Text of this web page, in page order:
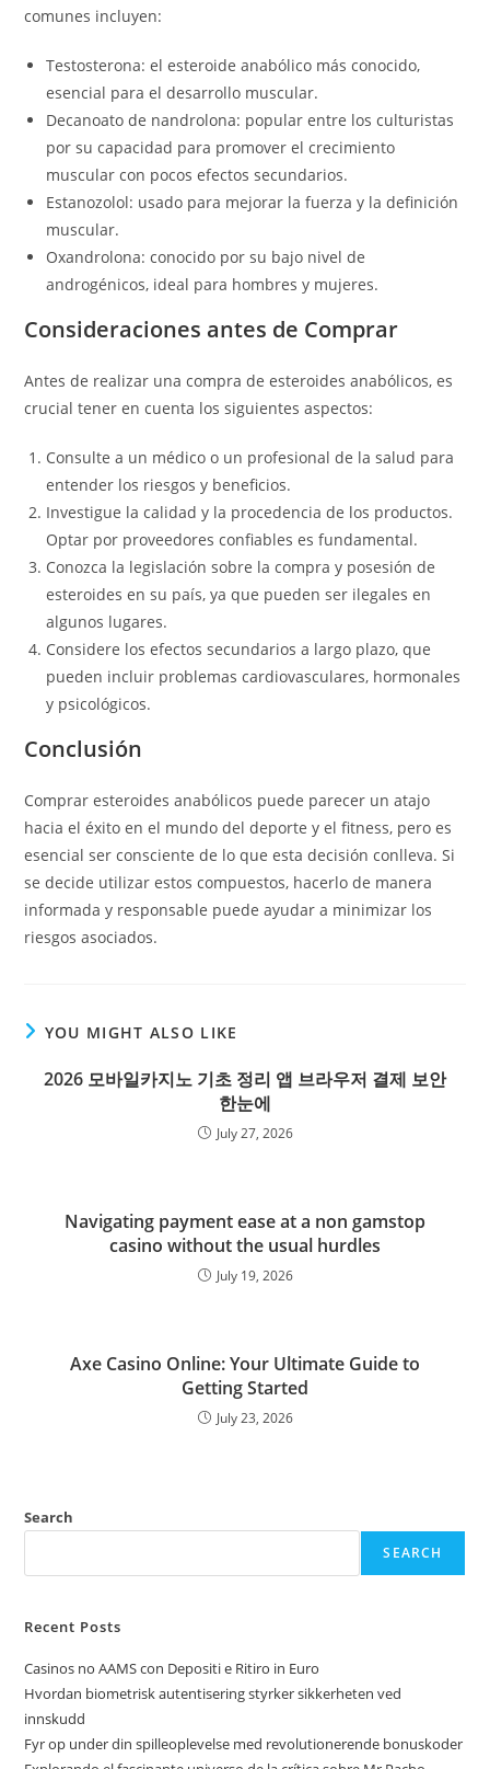
comunes incluyen:
Testosterona: el esteroide anabólico más conocido,
esencial para el desarrollo muscular.
Decanoato de nandrolona: popular entre los culturistas
por su capacidad para promover el crecimiento
muscular con pocos efectos secundarios.
Estanozolol: usado para mejorar la fuerza y la definición
muscular.
Oxandrolona: conocido por su bajo nivel de
androgénicos, ideal para hombres y mujeres.
Consideraciones antes de Comprar
Antes de realizar una compra de esteroides anabólicos, es
crucial tener en cuenta los siguientes aspectos:
Consulte a un médico o un profesional de la salud para
entender los riesgos y beneficios.
Investigue la calidad y la procedencia de los productos.
Optar por proveedores confiables es fundamental.
Conozca la legislación sobre la compra y posesión de
esteroides en su país, ya que pueden ser ilegales en
algunos lugares.
Considere los efectos secundarios a largo plazo, que
pueden incluir problemas cardiovasculares, hormonales
y psicológicos.
Conclusión
Comprar esteroides anabólicos puede parecer un atajo
hacia el éxito en el mundo del deporte y el fitness, pero es
esencial ser consciente de lo que esta decisión conlleva. Si
se decide utilizar estos compuestos, hacerlo de manera
informada y responsable puede ayudar a minimizar los
riesgos asociados.
YOU MIGHT ALSO LIKE
2026 모바일카지노 기초 정리 앱 브라우저 결제 보안
한눈에
July 27, 2026
Navigating payment ease at a non gamstop
casino without the usual hurdles
July 19, 2026
Axe Casino Online: Your Ultimate Guide to
Getting Started
July 23, 2026
Search
SEARCH
Recent Posts
Casinos no AAMS con Depositi e Ritiro in Euro
Hvordan biometrisk autentisering styrker sikkerheten ved
innskudd
Fyr op under din spilleoplevelse med revolutionerende bonuskoder